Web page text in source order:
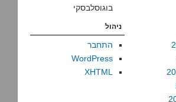
בוגוסלבסקי
ניהול
התחבר
WordPress
XHTML